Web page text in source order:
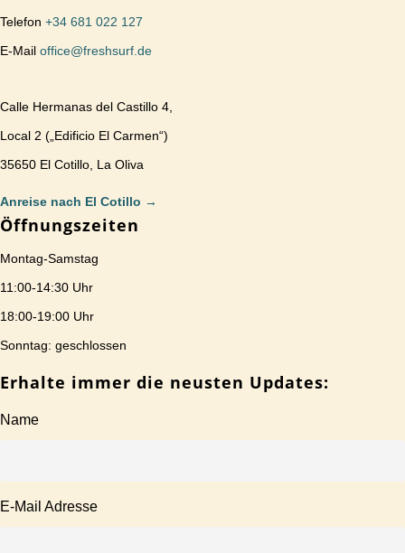
Telefon +34 681 022 127
E-Mail office@freshsurf.de
Calle Hermanas del Castillo 4,
Local 2 („Edificio El Carmen“)
35650 El Cotillo, La Oliva
Anreise nach El Cotillo →
Öffnungszeiten
Montag-Samstag
11:00-14:30 Uhr
18:00-19:00 Uhr
Sonntag: geschlossen
Erhalte immer die neusten Updates:
Name
E-Mail Adresse